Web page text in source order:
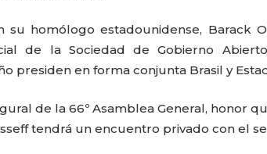
su homólogo estadounidense, Barack
de la Sociedad de Gobierno
presiden en forma conjunta Brasil y
de la 66º Asamblea General, honor
tendrá un encuentro privado con el